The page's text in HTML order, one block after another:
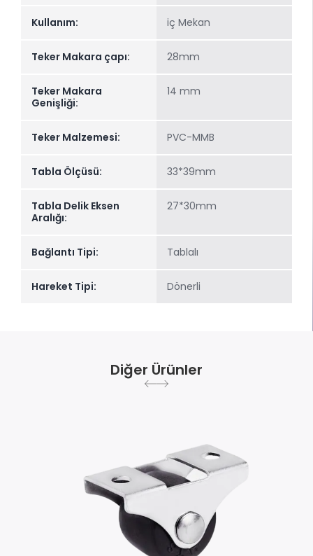
Kullanım: iç Mekan
Teker Makara çapı: 28mm
Teker Makara
Genişliği:
14 mm
Teker Malzemesi: PVC-MMB
Tabla Ölçüsü: 33*39mm
Tabla Delik Eksen
Aralığı:
27*30mm
Bağlantı Tipi: Tablalı
Hareket Tipi: Dönerli
Diğer Ürünler